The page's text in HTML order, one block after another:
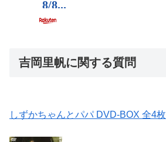
吉岡里帆に関する質問
しずかちゃんとパパ DVD-BOX 全4枚